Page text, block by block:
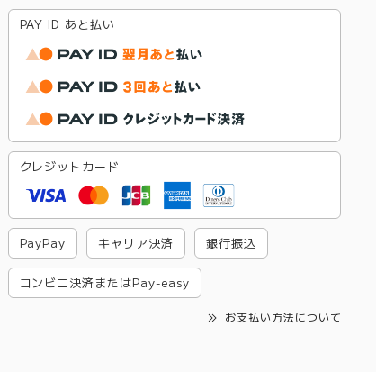
PAY ID あと払い
クレジットカード
PayPay キャリア決済 銀行振込
コンビニ決済またはPay-easy
お支払い方法について